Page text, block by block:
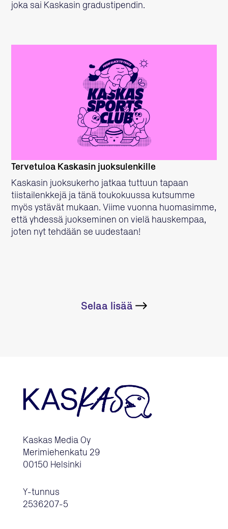
joka sai Kaskasin gradustipendin.
LUE LISÄÄ
Tervetuloa Kaskasin juoksulenkille
Kaskasin juoksukerho jatkaa tuttuun tapaan
tiistailenkkejä ja tänä toukokuussa kutsumme
myös ystävät mukaan. Viime vuonna huomasimme,
että yhdessä juokseminen on vielä hauskempaa,
joten nyt tehdään se uudestaan!
Selaa lisää
Kaskas Media Oy
Merimiehenkatu 29
00150 Helsinki
Y-tunnus
2536207-5